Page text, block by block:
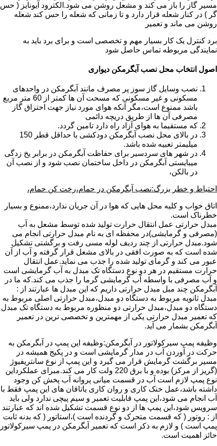
مسیر گاز را باز می کند و مشعل روشن می شود.الکترود آیونایز ( حس
گر ) در کنار شعله قرار دارد و تا زمانی که شعله را حس کند شعله
روشن می ماند و تعمیر
برد کنترل یک کار بسیار مهم و تخصصی است و برای برد باید به
نمایندگی مربوطه تماس حاصل شود
اصول انتخاب محل نصب آبگرمکن دیواری
نصب وسایل گاز سوز پر مصرف مانند آبگرمکن در واحدهای
مسکونی و غیر مسکونی که مسحت آن ها کمتر از 60 متر مربع
باشد ممنوع است،مگر آنکه هوای مورد نیاز جهت احتراق گاز
مصرفی آن ها از طریق دریچه دائمی
که مستقیما به هوای آزاد راه دارد تامین گردد.
در بالای محل نصب آبگرمکن دودکشی با حداقل قطر 150
میلیمتر تعبیه شده باشد.
در شهر های سردسیر برای حفاظت آبگرمکن در برابر یخ زدگی
میبایستی آبگرمکن در داخل ساختمان نصب شود و از نصب آن
در بالکن،
احتیاط و خطر بزرگ:نصب آبگرمکن در حمام،رخت کن حمام،
اتاق خواب و کلیه محل هایی که هوا در آن جریان ندارد،ممنوع و بسیار
خطرناک است.
مبدل حرارتی عمل انتقال حرارت تولید شده توسط مشعل به آب
(مصرفی و گرمایشی)در محفظه ای به نام مبدل حرارتی انجام می
شود.مبدل حرارتی از چند ردیف لوله مسی رفت و برگشتی تشکیل
شده است که به صورت افقی در بالای مشعل قرار گرفته و آب از آن
عبور می کند و گرمای تولید شده را جذب می نماید.عمل انتقال
حرارت مستقیم در هر دو نوع دستگاه تک مبدل به آب گرمایشی است
و آب مصرفی با واسطه آب گرمایشی گرما را جذب می کند.که ما در
آبگرمکن چند مبل مبدل حرارتی داریم که این مبدل ها عبارتند از :
مبدل ثانویه مربوط به دستگاه دو مبدل،مبدل حرارتی اصلی مربوط به
دستگاه دو مبدل،مبدل حرارتی دو منظوره مربوط به دستگاه تک مبدل
که تعمیر مبدل حرارتی یکی از مهمترین و تخصصی ترین در تعمیر
آبگرمکن بشمار می آید.
وظیفه پمپ سیرکولاتور در آبگرمکن:وظیفه این پمپ در آبگرمکن به
حرکت در آوردن آب در مدار گرمایشی است و در پکیج همیشه در
مسیر برگشت گرمایش قرار می گیرد و این پمپ از نوع سانتریفیوژ
(گریز از مرکز) بوده و با برق 220 ولت کار می کند.مبرای عملکرداین
نوع پمپ لازم است آب در قسمت میانی پروانه آب پخش کن وجود
داشته باشد،عمل خنک کاری و روان کاری یاتاقان های این پمپ فقط با
آب انجام می شود،این پمپ قابلیت تعمیر و سیم پیچی ندارد ولی باید
سرویس شود،این پمپ ها از دو نوع قسمت تشکیل شده اند که عبارتند
از : روتور ( که قسمت متحرک و گردنده است )،استاتور ( که بدنه ثابت
پمپ است ) و لازم به ذکر است که تعمیر آبگرمکن در پمپ سیرکولاتور
حائز اهمیت است.